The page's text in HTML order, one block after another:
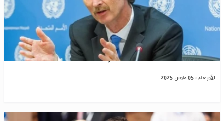
بيدرسون يندّد بالهجمات الإسرائيلية على سوريا
الأربعاء : 05 مارس 2025